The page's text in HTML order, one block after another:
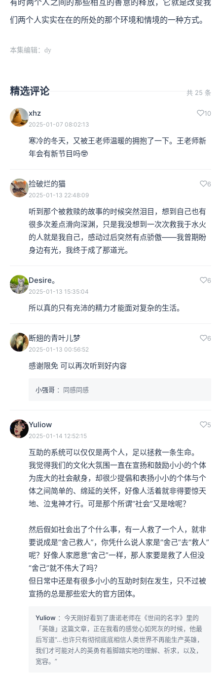
有时两个人之间的那些相互的善意的释放，它就是改变我
们两个人实实在在的所处的那个环境和情境的一种方式。
本集编辑：dy
精选评论 共 25 条
xhz 10
2025-01-07 08:02:13
寒冷的冬天，又被王老师温暖的拥抱了一下。王老师新
年会有新节目吗🤓
捡破烂的猫 6
2025-01-13 22:48:09
听到那个被救赎的故事的时候突然泪目，想到自己也有
很多次差点滑向深渊，只是我没想到一次次救我于水火
的人就是我自己，感动过后突然有点骄傲——我曾期盼
身边有光，我终于成了那道光。
Desire。 6
2025-01-13 15:35:04
所以真的只有充沛的精力才能面对复杂的生活。
断翅的青叶儿梦 6
2025-01-13 00:56:52
感谢限免 可以再次听到好内容
小强哥 ：同感同感
Yuliow 5
2025-01-14 12:52:15
互助的系统可以仅仅是两个人，足以拯救一条生命。
我觉得我们的文化大氛围一直在宣扬和鼓励小小的个体
为庞大的社会献身，却很少提倡和表扬小小的个体与个
体之间简单的、绵延的关怀，好像人活着就非得要惊天
地、泣鬼神才行。可是那个所谓“社会”又是啥呢？
然后假如社会出了个什么事，有一人救了一个人，就非
要说成是“舍己救人”，你凭什么说人家是“舍己”去“救人”
呢？好像人家愿意“舍己”一样，那人家要是救了人但没
“舍己”就不伟大了吗？
但日常中还是有很多小小的互助时刻在发生，只不过被
宣扬的总是那些宏大的官方团体。
Yuliow ：今天刚好看到了唐诺老师在《世间的名字》里的
「英雄」这篇文章，正在我看的感觉心如死灰的时候，他最
后写道“…也许只有彻彻底底相信人类世界不再能生产英雄，
我们才可能对人的英勇有着脚踏实地的理解、祈求，以及，
宽容。”